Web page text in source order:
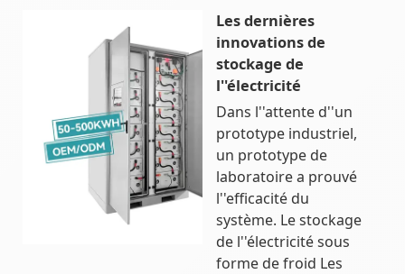
Les dernières
innovations de
stockage de
l''électricité
Dans l''attente d''un
prototype industriel,
un prototype de
laboratoire a prouvé
l''efficacité du
système. Le stockage
de l''électricité sous
forme de froid Les